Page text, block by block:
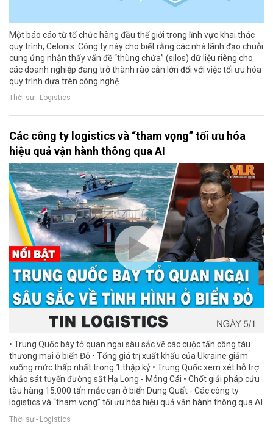
Một báo cáo từ tổ chức hàng đầu thế giới trong lĩnh vực khai thác
quy trình, Celonis. Công ty này cho biết rằng các nhà lãnh đạo chuỗi
cung ứng nhận thấy vấn đề “thùng chứa” (silos) dữ liệu riêng cho
các doanh nghiệp đang trở thành rào cản lớn đối với việc tối ưu hóa
quy trình dựa trên công nghệ.
Thời sự - Logistics
Các công ty logistics và “tham vọng” tối ưu hóa
hiệu quả vận hành thông qua AI
• Trung Quốc bày tỏ quan ngại sâu sắc về các cuộc tấn công tàu
thương mại ở biển Đỏ • Tổng giá trị xuất khẩu của Ukraine giảm
xuống mức thấp nhất trong 1 thập kỷ • Trung Quốc xem xét hỗ trợ
khảo sát tuyến đường sắt Hạ Long - Móng Cái • Chốt giải pháp cứu
tàu hàng 15.000 tấn mắc cạn ở biển Dung Quất - Các công ty
logistics và “tham vọng” tối ưu hóa hiệu quả vận hành thông qua AI
Thời sự - Logistics